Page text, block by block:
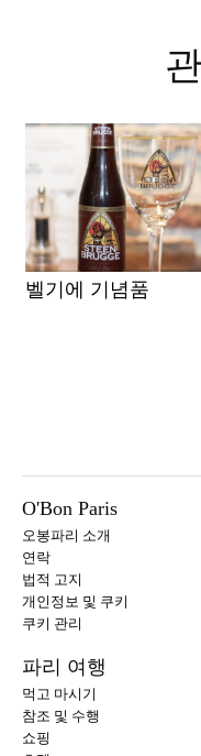
벨기에 기념품
O'Bon Paris
오봉파리 소개
연락
법적 고지
개인정보 및 쿠키
쿠키 관리
파리 여행
먹고 마시기
참조 및 수행
쇼핑